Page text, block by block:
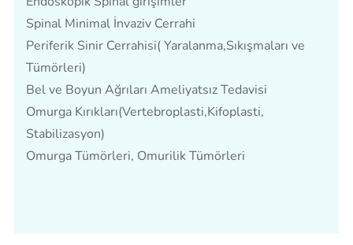
Spinal Minimal İnvaziv Cerrahi
Periferik Sinir Cerrahisi( Yaralanma,Sıkışmaları ve
Tümörleri)
Bel ve Boyun Ağrıları Ameliyatsız Tedavisi
Omurga Kırıkları(Vertebroplasti,Kifoplasti,
Stabilizasyon)
Omurga Tümörleri, Omurilik Tümörleri